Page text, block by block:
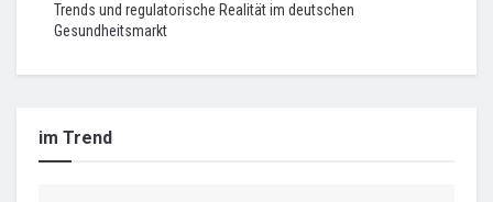
Trends und regulatorische Realität im deutschen
Gesundheitsmarkt
im Trend